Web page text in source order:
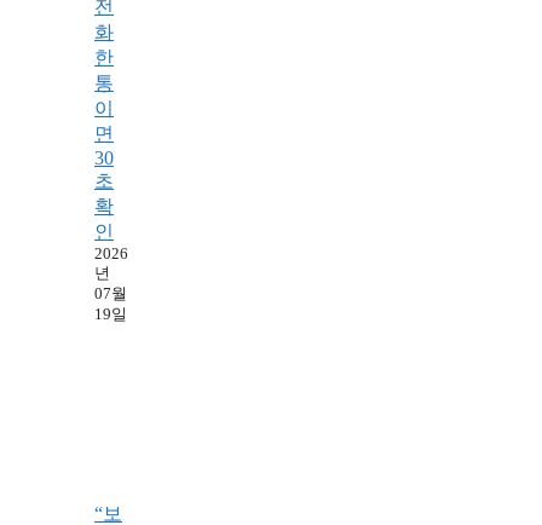
전
화
한
통
이
면
30
초
확
인
2026
년
07월
19일
“보